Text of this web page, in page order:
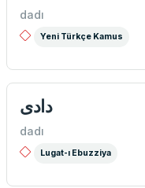
dadı
Yeni Türkçe Kamus
دادی
dadı
Lugat-ı Ebuzziya